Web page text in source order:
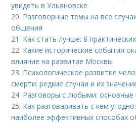
увидеть в Ульяновске
20. Разговорные темы на все
общения
21. Как стать лучше: 8
22. Какие исторические события
влияние на развитие Москвы
23. Психологическое развитие
смерти: редкие случаи и их
24. Разговоры с любыми:
25. Как разговаривать с кем
наиболее эффективных способах